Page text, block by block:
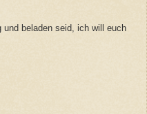
und beladen seid, ich will euch